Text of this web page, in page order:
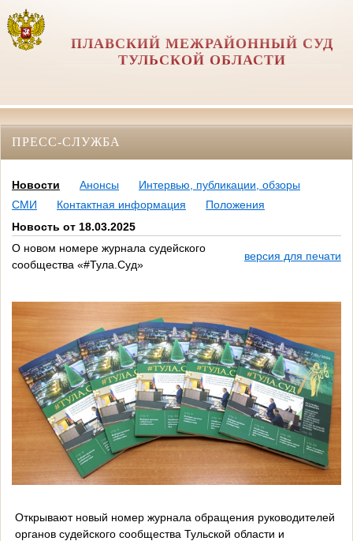
ПЛАВСКИЙ МЕЖРАЙОННЫЙ СУД
ТУЛЬСКОЙ ОБЛАСТИ
ПРЕСС-СЛУЖБА
Новости Анонсы
Интервью, публикации, обзоры
СМИ
Контактная информация
Положения
Новость от 18.03.2025
О новом номере журнала судейского
сообщества «#Тула.Суд»
версия для печати
Открывают новый номер журнала обращения руководителей
органов судейского сообщества Тульской области и